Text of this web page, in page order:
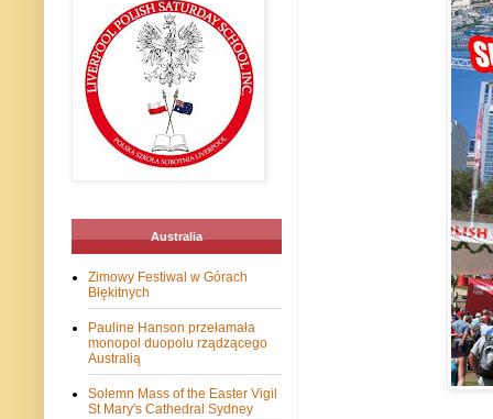
Australia
Zimowy Festiwal w Górach
Błękitnych
Pauline Hanson przełamała
monopol duopolu rządzącego
Australią
Solemn Mass of the Easter Vigil
St Mary's Cathedral Sydney